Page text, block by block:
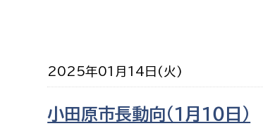
労働者
福祉健康部
福祉政策課
2025年01月14日(火)
小田原市長動向（１月１０日）